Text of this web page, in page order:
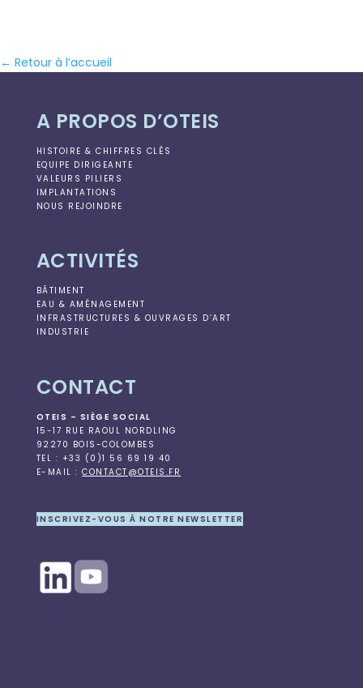
← Retour à l’accueil
A PROPOS D’OTEIS
HISTOIRE & CHIFFRES CLÉS
EQUIPE DIRIGEANTE
VALEURS PILIERS
IMPLANTATIONS
NOUS REJOINDRE
ACTIVITÉS
BÂTIMENT
EAU & AMÉNAGEMENT
INFRASTRUCTURES & OUVRAGES D’ART
INDUSTRIE
CONTACT
OTEIS – SIÈGE SOCIAL
15-17 RUE RAOUL NORDLING
92270 BOIS-COLOMBES
TEL : +33 (0)1 56 69 19 40
E-MAIL :CONTACT@OTEIS.FR
INSCRIVEZ-VOUS À NOTRE NEWSLETTER